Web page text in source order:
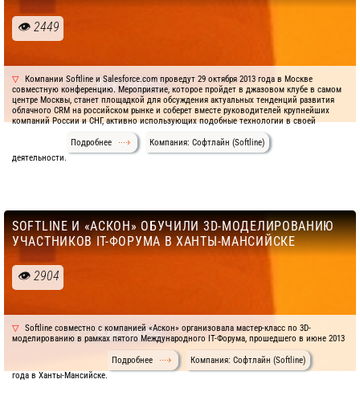
2449
Компании Softline и Salesforce.com проведут 29 октября 2013 года в Москве
совместную конференцию. Мероприятие, которое пройдет в джазовом клубе в самом
центре Москвы, станет площадкой для обсуждения актуальных тенденций развития
облачного CRM на российском рынке и соберет вместе руководителей крупнейших
компаний России и СНГ, активно использующих подобные технологии в своей
деятельности.
Подробнее Компания: Софтлайн (Softline)
SOFTLINE И «АСКОН» ОБУЧИЛИ 3D-МОДЕЛИРОВАНИЮ
УЧАСТНИКОВ IT-ФОРУМА В ХАНТЫ-МАНСИЙСКЕ
2904
Softline совместно с компанией «Аскон» организовала мастер-класс по 3D-
моделированию в рамках пятого Международного IT-Форума, прошедшего в июне 2013
года в Ханты-Мансийске.
Подробнее Компания: Софтлайн (Softline)